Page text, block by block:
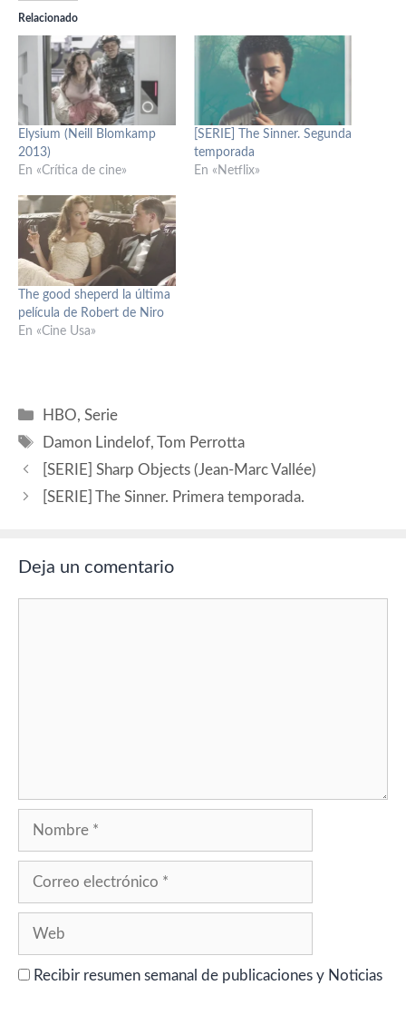
Relacionado
Elysium (Neill Blomkamp
2013)
En «Crítica de cine»
[SERIE] The Sinner. Segunda
temporada
En «Netflix»
The good sheperd la última
película de Robert de Niro
En «Cine Usa»
Categorías
HBO,Serie
Etiquetas
Damon Lindelof,Tom Perrotta
[SERIE] Sharp Objects (Jean-Marc Vallée)
[SERIE] The Sinner. Primera temporada.
Deja un comentario
Recibir resumen semanal de publicaciones y Noticias